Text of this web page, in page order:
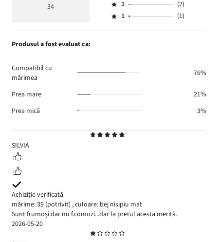
5
SILVIA
Achiziție verificată
mărime: 39 (potrivit) ,culoare: bej nisipiu mat
Sunt frumoși dar nu f.comozi...dar la pretul acesta merită.
2026-05-20
medie
34
de
voturi
26.
numărul
de
1.
3,
numărul
Evaluare
2,
2
(2)
Evaluare
1,
1 (1)
Produsul a fost evaluat ca:
Compatibil cu
mărimea
76%
Prea mare
21%
Prea mică
3%